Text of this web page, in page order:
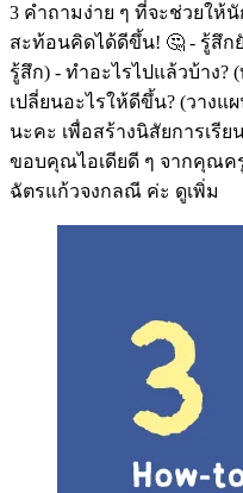
3 คำถามง่าย ๆ ที่จะช่วยให้
สะท้อนคิดได้ดีขึ้น! 🤔 - รู้สึก
รู้สึก) - ทำอะไรไปแล้วบ้าง?
เปลี่ยนอะไรให้ดีขึ้น? (วาง
นะคะ เพื่อสร้างนิสัยการเรี
ขอบคุณไอเดียดี ๆ จากคุณค
ฉัตรแก้วจงกลณี ค่ะ ดูเพิ่ม